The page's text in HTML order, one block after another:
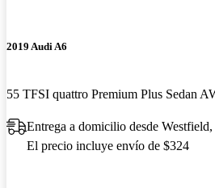
2019 Audi A6
55 TFSI quattro Premium Plus Sedan
Entrega a domicilio desde
El precio incluye envío de $324